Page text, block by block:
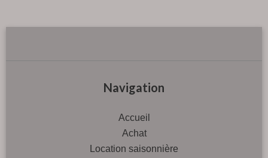
Navigation
Accueil
Achat
Location saisonnière